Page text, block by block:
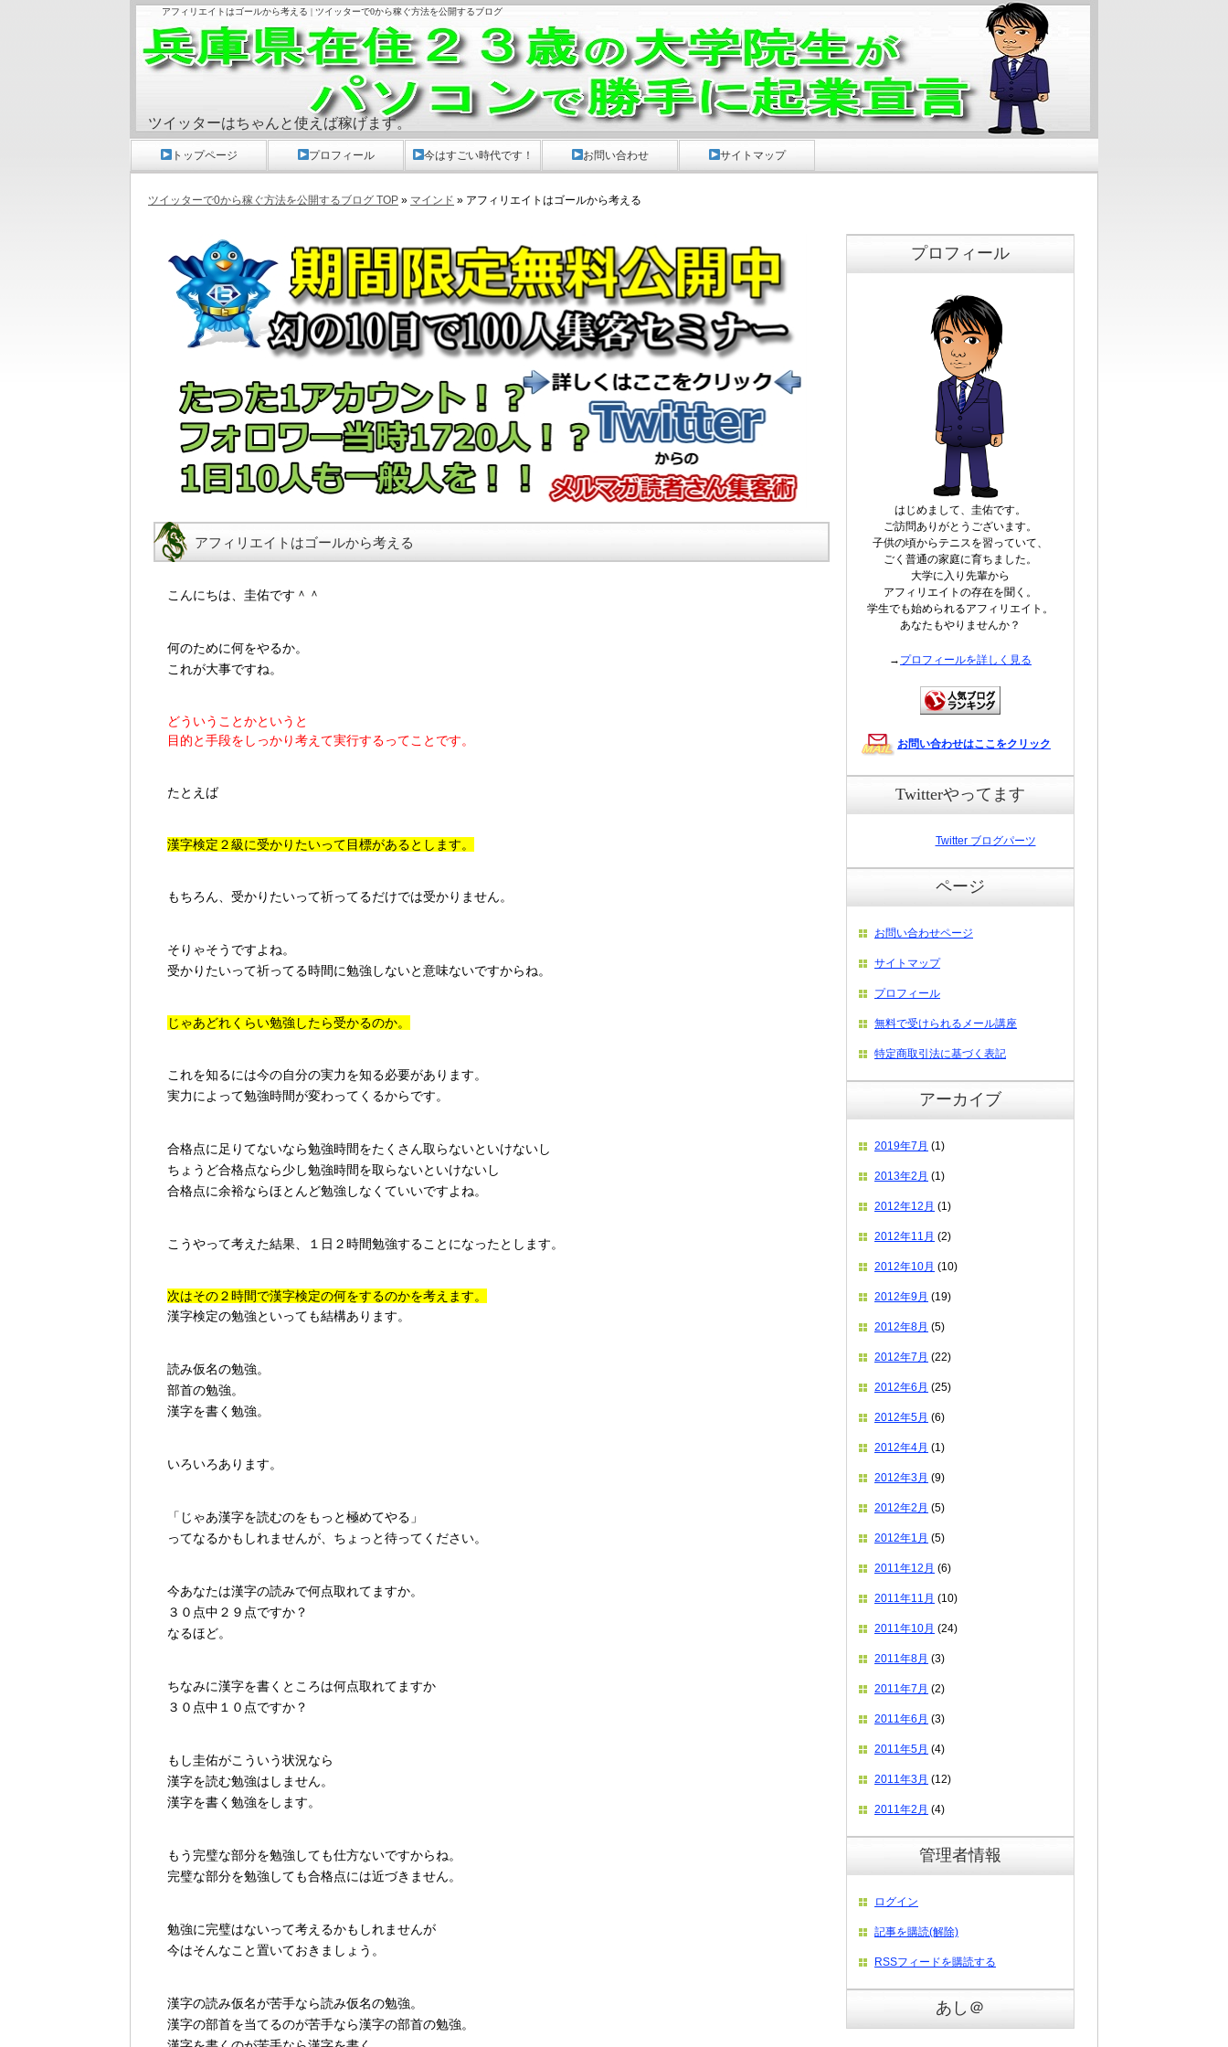
アフィリエイトはゴールから考える | ツイッターで0から稼ぐ方法を公開するブログ
アフィリエイトはゴールから考える
こんにちは、圭佑です＾＾
何のために何をやるか。
これが大事ですね。
どういうことかというと
目的と手段をしっかり考えて実行するってことです。
たとえば
漢字検定２級に受かりたいって目標があるとします。
もちろん、受かりたいって祈ってるだけでは受かりません。
そりゃそうですよね。
受かりたいって祈ってる時間に勉強しないと意味ないですからね。
じゃあどれくらい勉強したら受かるのか。
これを知るには今の自分の実力を知る必要があります。
実力によって勉強時間が変わってくるからです。
合格点に足りてないなら勉強時間をたくさん取らないといけないし
ちょうど合格点なら少し勉強時間を取らないといけないし
合格点に余裕ならほとんど勉強しなくていいですよね。
こうやって考えた結果、１日２時間勉強することになったとします。
次はその２時間で漢字検定の何をするのかを考えます。
漢字検定の勉強といっても結構あります。
読み仮名の勉強。
部首の勉強。
漢字を書く勉強。
いろいろあります。
「じゃあ漢字を読むのをもっと極めてやる」
ってなるかもしれませんが、ちょっと待ってください。
今あなたは漢字の読みで何点取れてますか。
３０点中２９点ですか？
なるほど。
ちなみに漢字を書くところは何点取れてますか
３０点中１０点ですか？
もし圭佑がこういう状況なら
漢字を読む勉強はしません。
漢字を書く勉強をします。
もう完璧な部分を勉強しても仕方ないですからね。
完璧な部分を勉強しても合格点には近づきません。
勉強に完璧はないって考えるかもしれませんが
今はそんなこと置いておきましょう。
漢字の読み仮名が苦手なら読み仮名の勉強。
漢字の部首を当てるのが苦手なら漢字の部首の勉強。
プロフィール
はじめまして、圭佑です。
ご訪問ありがとうございます。
子供の頃からテニスを習っていて、
ごく普通の家庭に育ちました。
大学に入り先輩から
アフィリエイトの存在を聞く。
学生でも始められるアフィリエイト。
あなたもやりませんか？
→ プロフィールを詳しく見る
お問い合わせはここをクリック
Twitterやってます
Twitter ブログパーツ
ページ
お問い合わせページ
サイトマップ
プロフィール
無料で受けられるメール講座
特定商取引法に基づく表記
アーカイブ
2019年7月 (1)
2013年2月 (1)
2012年12月 (1)
2012年11月 (2)
2012年10月 (10)
2012年9月 (19)
2012年8月 (5)
2012年7月 (22)
2012年6月 (25)
2012年5月 (6)
2012年4月 (1)
2012年3月 (9)
2012年2月 (5)
2012年1月 (5)
2011年12月 (6)
2011年11月 (10)
2011年10月 (24)
2011年8月 (3)
2011年7月 (2)
2011年6月 (3)
2011年5月 (4)
2011年3月 (12)
2011年2月 (4)
管理者情報
ログイン
記事を購読(解除)
RSSフィードを購読する
あし＠
ツイッターで0から稼ぐ方法を公開するブログ TOP » マインド » アフィリエイトはゴールから考える
ツイッターはちゃんと使えば稼げます。
トップページ プロフィール 今はすごい時代です！ お問い合わせ サイトマップ